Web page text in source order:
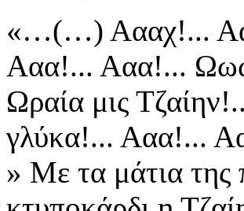
«…(…) Αααχ!...
Ααα!... Ααα!...
Ωραία μις
γλύκα!... Ααα!...
» Με τα μάτια της